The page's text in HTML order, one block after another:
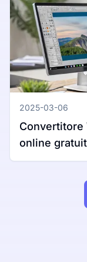
2025-03-06
Convertitore
online